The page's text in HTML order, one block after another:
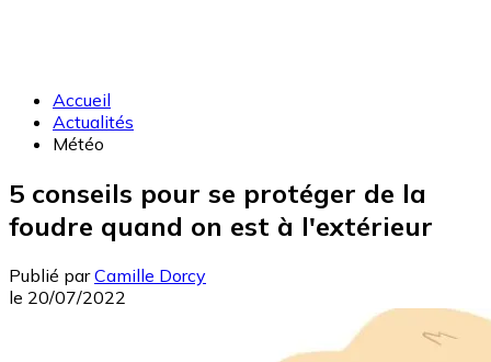
Accueil
Actualités
Météo
5 conseils pour se protéger de la
foudre quand on est à l'extérieur
Publié par Camille Dorcy
le 20/07/2022